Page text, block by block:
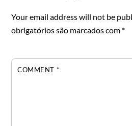
Your email address will not be
obrigatórios são marcados com *
COMMENT *